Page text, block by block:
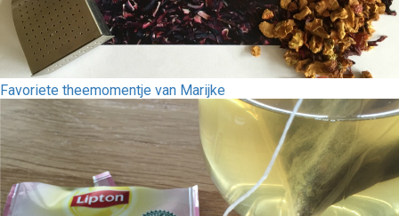
Favoriete theemomentje van Marijke